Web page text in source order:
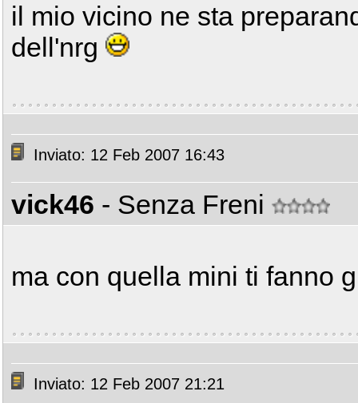
il mio vicino ne sta
dell'nrg
Inviato: 12 Feb 2007 16:43
vick46 - Senza Freni
ma con quella mini ti fanno
Inviato: 12 Feb 2007 21:21